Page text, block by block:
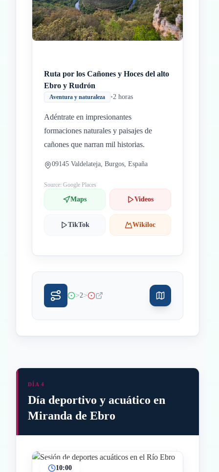
Ruta por los Cañones y Hoces del alto
Ebro y Rudrón
Aventura y naturaleza •2 horas
Adéntrate en impresionantes
formaciones naturales y paisajes de
cañones que narran mil historias.
09145 Valdelateja, Burgos, España
Source: Google Places
Maps Videos
TikTok Wikiloc
>2>
DÍA 4
Día deportivo y acuático en
Miranda de Ebro
10:00